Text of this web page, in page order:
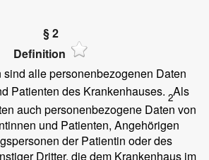
§ 2
Definition
sind alle personenbezogenen Daten
Patienten des Krankenhauses. 2Als
auch personenbezogene Daten von
und Patienten, Angehörigen
der Patientin oder des
Dritter, die dem Krankenhaus im